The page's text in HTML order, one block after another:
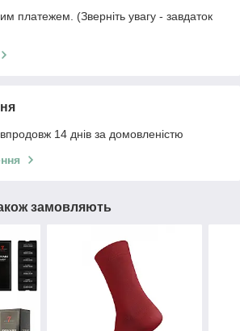
платежем. (Зверніть увагу - завдаток
14 днів за домовленістю
замовляють